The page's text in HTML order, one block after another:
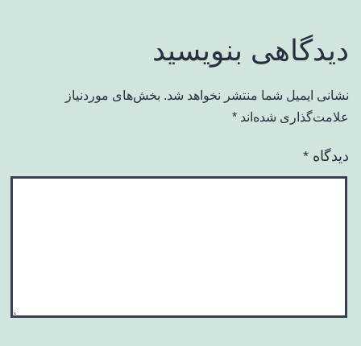
دیدگاهی بنویسید
نشانی ایمیل شما منتشر نخواهد شد. بخش‌های موردنیاز
علامت‌گذاری شده‌اند *
دیدگاه *